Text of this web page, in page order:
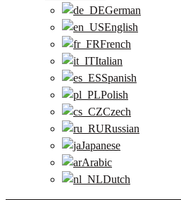
German
English
French
Italian
Spanish
Polish
Czech
Russian
Japanese
Arabic
Dutch